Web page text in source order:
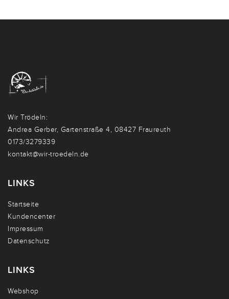
Wir Trödeln:
Andrea Gerber, Gartenstraße 4, 08427 Fraureuth
0173/3279339
kontakt@wir-troedeln.de
LINKS
Startseite
Kundencenter
Impressum
Datenschutz
LINKS
Webshop